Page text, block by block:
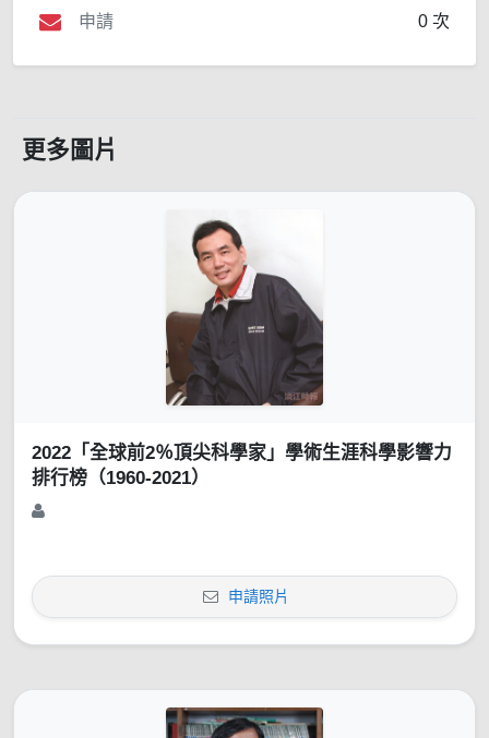
申請
0 次
更多圖片
2022「全球前2％頂尖科學家」學術生涯科學影響力
排行榜（1960-2021）
申請照片